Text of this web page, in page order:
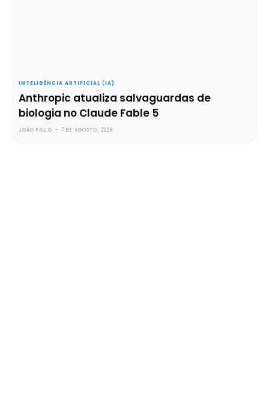
INTELIGÊNCIA ARTIFICIAL (IA)
Anthropic atualiza salvaguardas de
biologia no Claude Fable 5
JOÃO PAULO - 7 DE AGOSTO, 2026